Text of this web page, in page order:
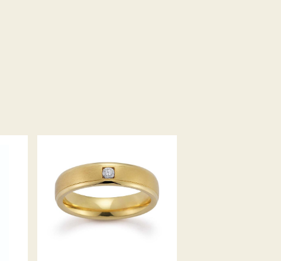
GERSTNER TRAURINGE